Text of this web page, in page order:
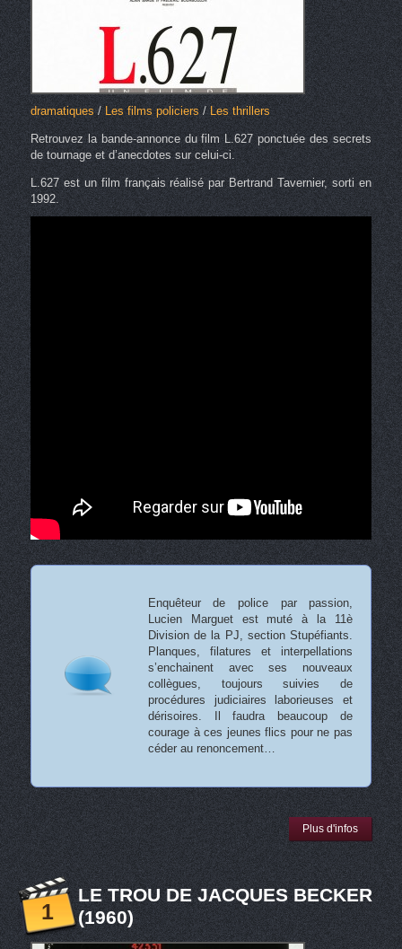
dramatiques/Les films policiers / Les thrillers
Retrouvez la bande-annonce du film L.627 ponctuée des secrets
de tournage et d’anecdotes sur celui-ci.
L.627 est un film français réalisé par Bertrand Tavernier, sorti en
1992.
Enquêteur de police par passion,
Lucien Marguet est muté à la 11è
Division de la PJ, section Stupéfiants.
Planques, filatures et interpellations
s’enchainent avec ses nouveaux
collègues, toujours suivies de
procédures judiciaires laborieuses et
dérisoires. Il faudra beaucoup de
courage à ces jeunes flics pour ne pas
céder au renoncement…
Plus d'infos
1
LE TROU DE JACQUES BECKER
(1960)